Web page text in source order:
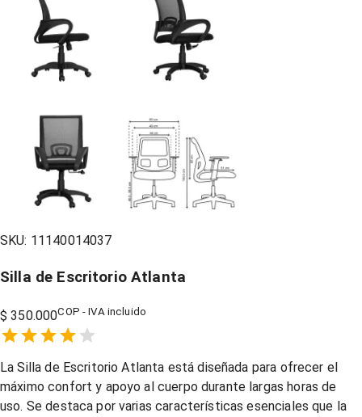
SKU: 11140014037
Silla de Escritorio Atlanta
$ 350.000COP - IVA incluido
1 Star,
2 Stars,
3 Stars,
4 Stars,
5 Stars,
La Silla de Escritorio Atlanta está diseñada para ofrecer el
máximo confort y apoyo al cuerpo durante largas horas de
uso. Se destaca por varias características esenciales que la